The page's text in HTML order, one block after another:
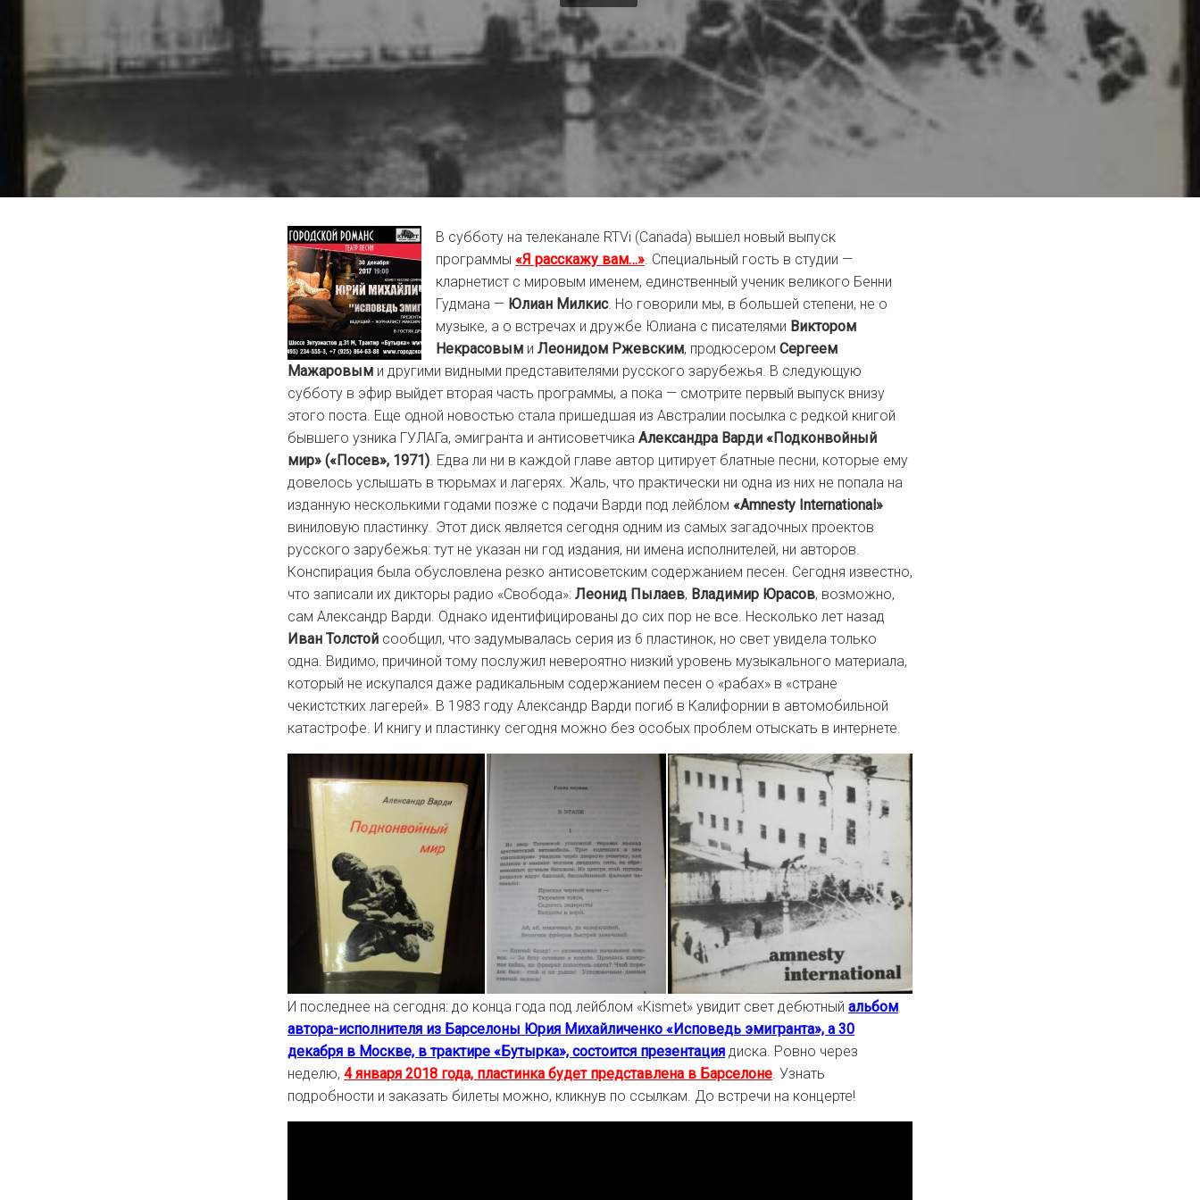
В субботу на телеканале RTVi (Canada) вышел новый выпуск
программы «Я расскажу вам…» . Специальный гость в студии —
кларнетист с мировым именем, единственный ученик великого Бенни
Гудмана — Юлиан Милкис. Но говорили мы, в большей степени, не о
музыке, а о встречах и дружбе Юлиана с писателями Виктором
Некрасовым и Леонидом Ржевским, продюсером Сергеем
Мажаровым и другими видными представителями русского зарубежья. В следующую
субботу в эфир выйдет вторая часть программы, а пока — смотрите первый выпуск внизу
этого поста. Еще одной новостью стала пришедшая из Австралии посылка с редкой книгой
бывшего узника ГУЛАГа, эмигранта и антисоветчика Александра Варди «Подконвойный
мир» («Посев», 1971) . Едва ли ни в каждой главе автор цитирует блатные песни, которые ему
довелось услышать в тюрьмах и лагерях. Жаль, что практически ни одна из них не попала на
изданную несколькими годами позже с подачи Варди под лейблом «Amnesty International»
виниловую пластинку. Этот диск является сегодня одним из самых загадочных проектов
русского зарубежья: тут не указан ни год издания, ни имена исполнителей, ни авторов.
Конспирация была обусловлена резко антисоветским содержанием песен. Сегодня известно,
что записали их дикторы радио «Свобода»: Леонид Пылаев, Владимир Юрасов, возможно,
сам Александр Варди. Однако идентифицированы до сих пор не все. Несколько лет назад
Иван Толстой сообщил, что задумывалась серия из 6 пластинок, но свет увидела только
одна. Видимо, причиной тому послужил невероятно низкий уровень музыкального материала,
который не искупался даже радикальным содержанием песен о «рабах» в «стране
чекистстких лагерей». В 1983 году Александр Варди погиб в Калифорнии в автомобильной
катастрофе. И книгу и пластинку сегодня можно без особых проблем отыскать в интернете.
И последнее на сегодня: до конца года под лейблом «Kismet» увидит свет дебютный альбом
автора-исполнителя из Барселоны Юрия Михайличенко «Исповедь эмигранта», а 30
декабря в Москве, в трактире «Бутырка», состоится презентация диска. Ровно через
неделю, 4 января 2018 года, пластинка будет представлена в Барселоне. Узнать
подробности и заказать билеты можно, кликнув по ссылкам. До встречи на концерте!